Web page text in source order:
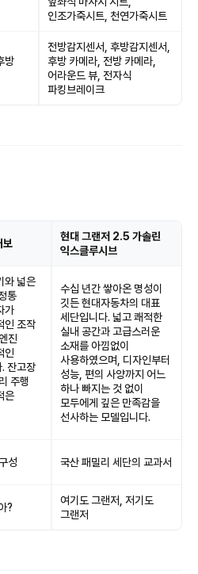
인조가죽시트, 천연가죽시트
방
전방감지센서, 후방감지센서,
후방 카메라, 전방 카메라,
어라운드 뷰, 전자식
파킹브레이크
보
현대 그랜저 2.5 가솔린
익스클루시브
와 넓은
통
가
인 조작
진
인
잔고장
주행
은
수십 년간 쌓아온 명성이
깃든 현대자동차의 대표
세단입니다. 넓고 쾌적한
실내 공간과 고급스러운
소재를 아낌없이
사용하였으며, 디자인부터
성능, 편의 사양까지 어느
하나 빠지는 것 없이
모두에게 깊은 만족감을
선사하는 모델입니다.
성 국산 패밀리 세단의 교과서
?
여기도 그랜저, 저기도
그랜저